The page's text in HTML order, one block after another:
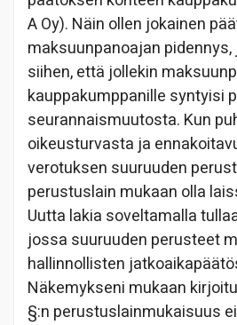
A Oy). Näin ollen jokainen
maksuunpanoajan
siihen, että jollekin
kauppakumppanille syntyisi
seurannaismuutosta. Kun
oikeusturvasta ja
verotuksen suuruuden
perustuslain mukaan olla
Uutta lakia soveltamalla
jossa suuruuden perusteet
hallinnollisten
Näkemykseni mukaan
§:n perustuslainmukaisuus